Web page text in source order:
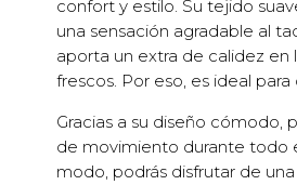
confort y estilo. Su tejido
una sensación agradable al
aporta un extra de calidez en
frescos. Por eso, es ideal
Gracias a su diseño cómodo,
de movimiento durante todo
modo, podrás disfrutar de